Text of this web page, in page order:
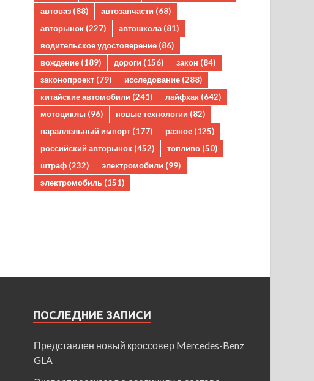
автоваз (88) автозапчасти (68)
авторынок (227) автошкола (81)
водительское удостоверение (86)
вождение (189) дороги (156) закон (84)
законопроект (79) исследование (288)
китайские автомобили (241) лайфхак (642)
мотоциклы (96) новые технологии (82)
параллельный импорт (177) разное (125)
российский авторынок (452) топливо (50)
штраф (232) электромобили (99)
электромобиль (151)
ПОСЛЕДНИЕ ЗАПИСИ
Представлен новый кроссовер Mercedes-Benz
GLA